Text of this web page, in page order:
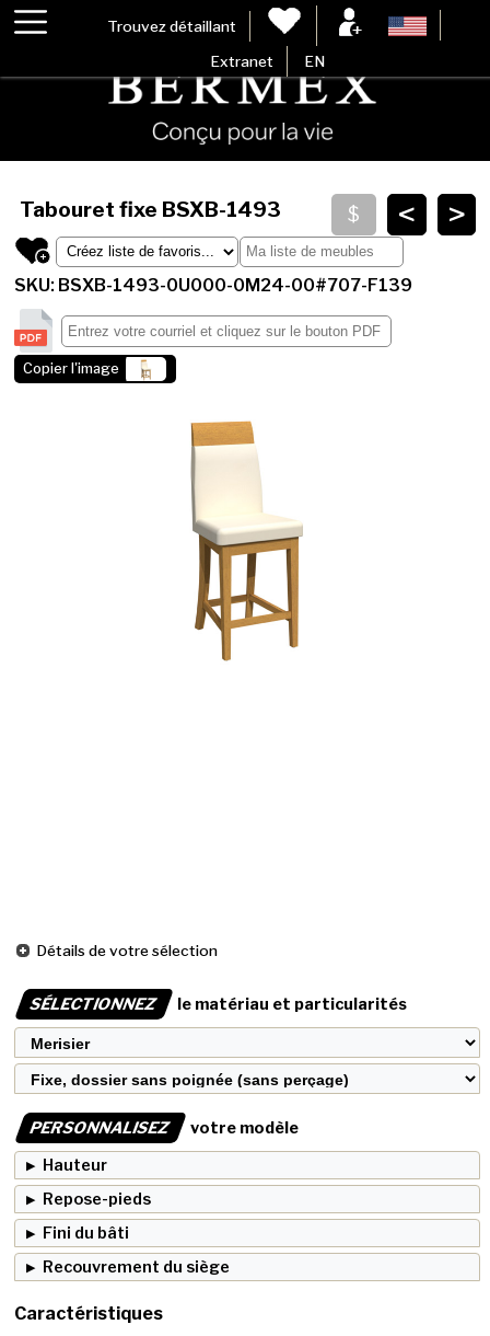
Trouvez détaillant
Extranet EN
>
<
Tabouret fixe BSXB-1493
SKU: BSXB-1493-0U000-0M24-00#707-F139
Copier l'image
Détails de votre sélection
SÉLECTIONNEZ le matériau et particularités
PERSONNALISEZ
votre modèle
Hauteur
Repose-pieds
Fini du bâti
Recouvrement du siège
Caractéristiques